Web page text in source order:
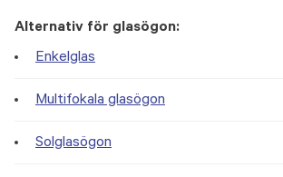
Alternativ för glasögon:
Enkelglas
Multifokala glasögon
Solglasögon